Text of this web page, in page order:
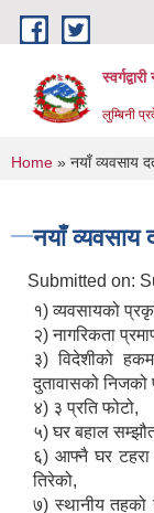
Skip to main content
लुम्बिनी
You are
Home » नयाँ व्यवसाय
नयाँ व्यवसाय
Submitted on:
१) व्यवसायको
२) नागरिकता
३) विदेशीको
दुतावासको
४) ३ प्रति फोटो,
५) घर बहाल
६) आफ्नै घर टहरा
तिरेको,
७) स्थानीय तहको